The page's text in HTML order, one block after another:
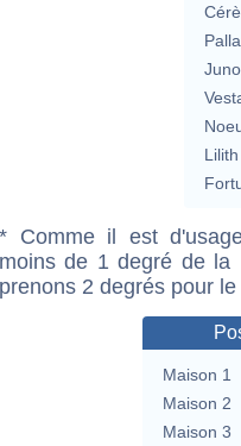
Lilith
* Comme il est
moins de 1 degré de la
prenons 2 degrés pour
Maison 1
Maison 2
Maison 3